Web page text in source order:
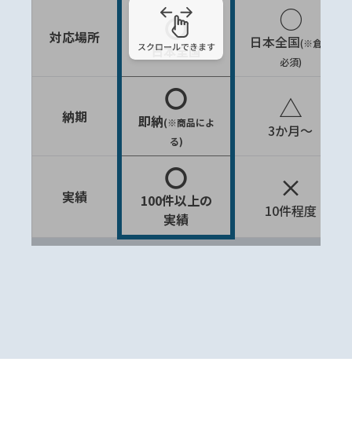
対応場所 〇
日本全国
○
日本全国(※倉庫
必須)
納期
〇
即納(※商品によ
る)
△
3か月～
実績
〇
100件以上の
実績
×
10件程度